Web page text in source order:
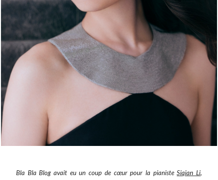
Bla Bla Blog avait eu un coup de cœur pour la pianisteSiqian Li,